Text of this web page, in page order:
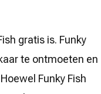
gratis is. Funky
te ontmoeten en
Funky Fish